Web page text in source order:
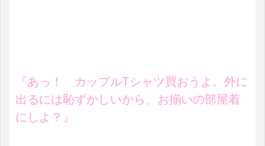
『あっ！ カップルTシャツ買おうよ。外に
出るには恥ずかしいから、お揃いの部屋着
にしよ？』